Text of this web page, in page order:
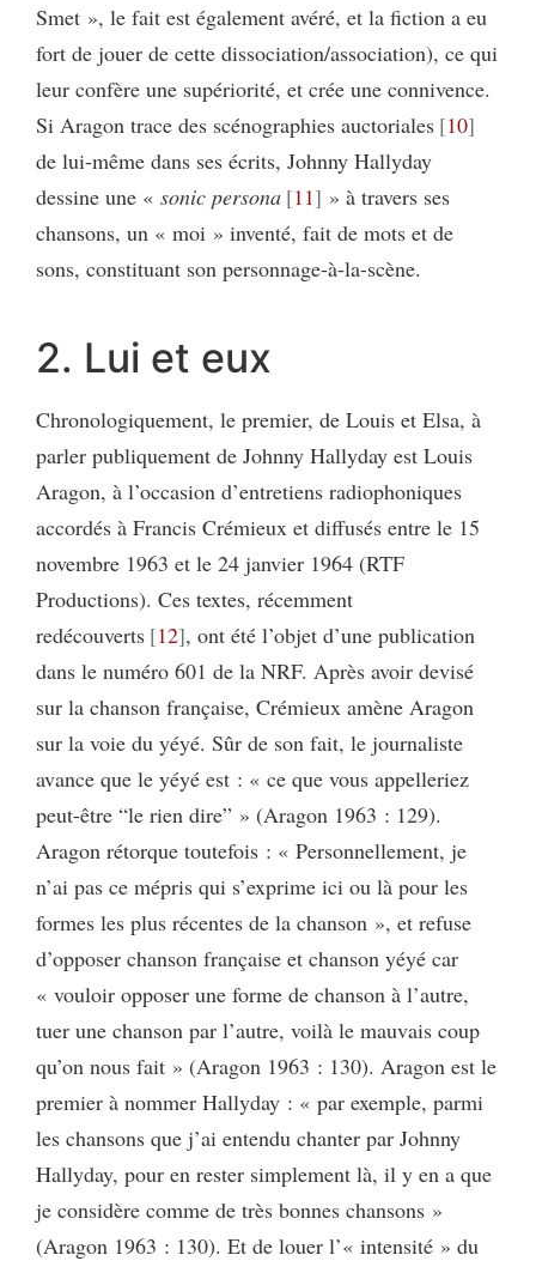
Smet », le fait est également avéré, et la fiction a eu
fort de jouer de cette dissociation/association), ce qui
leur confère une supériorité, et crée une connivence.
Si Aragon trace des scénographies auctoriales 10
de lui-même dans ses écrits, Johnny Hallyday
dessine une « sonic persona 11
» à travers ses
chansons, un « moi » inventé, fait de mots et de
sons, constituant son personnage-à-la-scène.
2. Lui et eux
Chronologiquement, le premier, de Louis et Elsa, à
parler publiquement de Johnny Hallyday est Louis
Aragon, à l’occasion d’entretiens radiophoniques
accordés à Francis Crémieux et diffusés entre le 15
novembre 1963 et le 24 janvier 1964 (RTF
Productions). Ces textes, récemment
redécouverts 12 , ont été l’objet d’une publication
dans le numéro 601 de la NRF. Après avoir devisé
sur la chanson française, Crémieux amène Aragon
sur la voie du yéyé. Sûr de son fait, le journaliste
avance que le yéyé est : « ce que vous appelleriez
peut-être “le rien dire” » (Aragon 1963 : 129).
Aragon rétorque toutefois : « Personnellement, je
n’ai pas ce mépris qui s’exprime ici ou là pour les
formes les plus récentes de la chanson », et refuse
d’opposer chanson française et chanson yéyé car
« vouloir opposer une forme de chanson à l’autre,
tuer une chanson par l’autre, voilà le mauvais coup
qu’on nous fait » (Aragon 1963 : 130). Aragon est le
premier à nommer Hallyday : « par exemple, parmi
les chansons que j’ai entendu chanter par Johnny
Hallyday, pour en rester simplement là, il y en a que
je considère comme de très bonnes chansons »
(Aragon 1963 : 130). Et de louer l’« intensité » du